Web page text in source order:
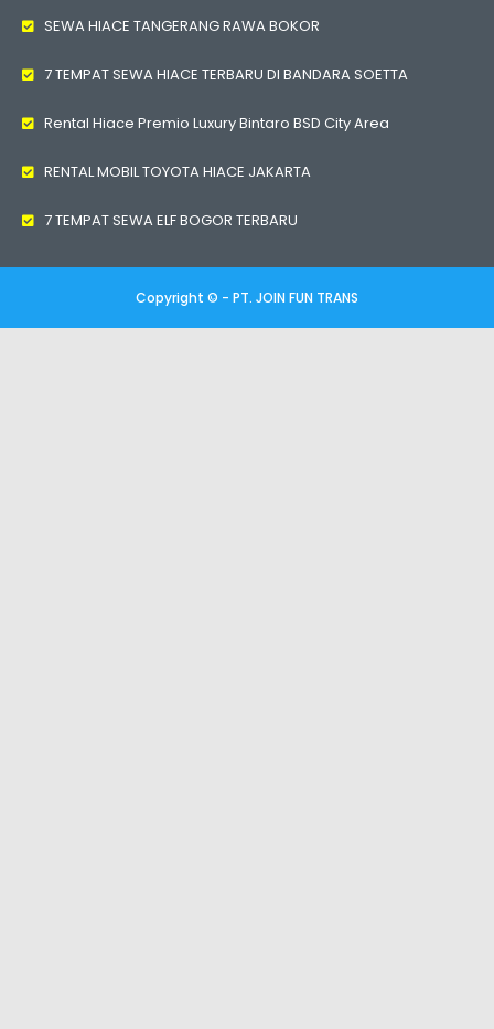
SEWA HIACE TANGERANG RAWA BOKOR
7 TEMPAT SEWA HIACE TERBARU DI BANDARA SOETTA
Rental Hiace Premio Luxury Bintaro BSD City Area
RENTAL MOBIL TOYOTA HIACE JAKARTA
7 TEMPAT SEWA ELF BOGOR TERBARU
Copyright © - PT. JOIN FUN TRANS